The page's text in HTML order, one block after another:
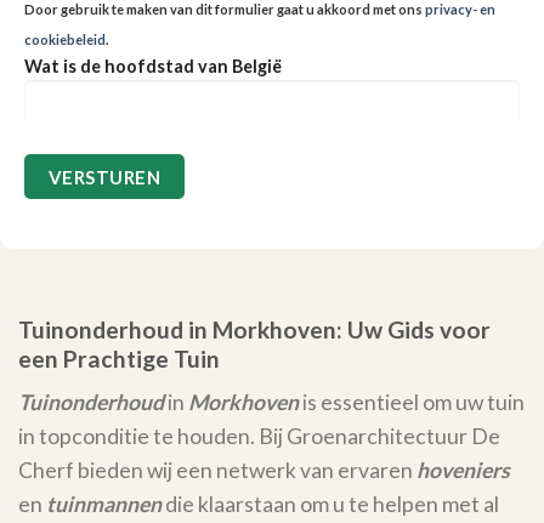
Door gebruik te maken van dit formulier gaat u akkoord met ons privacy- en
cookiebeleid.
Wat is de hoofdstad van België
Tuinonderhoud in Morkhoven: Uw Gids voor
een Prachtige Tuin
Tuinonderhoudin Morkhovenis essentieel om uw tuin
in topconditie te houden. Bij Groenarchitectuur De
Cherf bieden wij een netwerk van ervaren hoveniers
en tuinmannendie klaarstaan om u te helpen met al